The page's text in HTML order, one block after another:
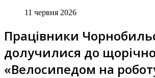
11 червня 2026
Працівники
долучилися до
«Велосипедом на